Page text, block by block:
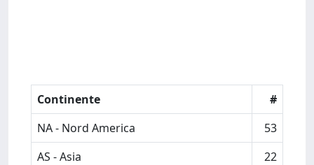
Continente
#
NA - Nord America
53
AS - Asia
22